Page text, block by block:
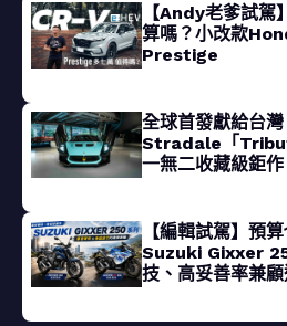
【Andy老爹試駕
算嗎？小改款
Prestige
全球首發獻給台
Stradale「
一無二收藏級鉅作
【編輯試駕】預
Suzuki Gixxer
技、高妥善率兼